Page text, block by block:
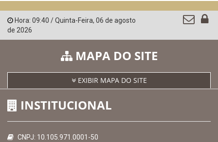
Hora: 09:40 /Quinta-Feira, 06 de agosto
de 2026
MAPA DO SITE
EXIBIR MAPA DO SITE
INSTITUCIONAL
CNPJ: 10.105.971.0001-50